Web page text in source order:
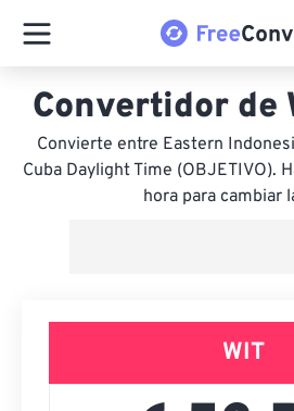
Convertidor de
Convierte entre Eastern
Cuba Daylight Time (OBJETIVO).
hora para cambiar
WIT